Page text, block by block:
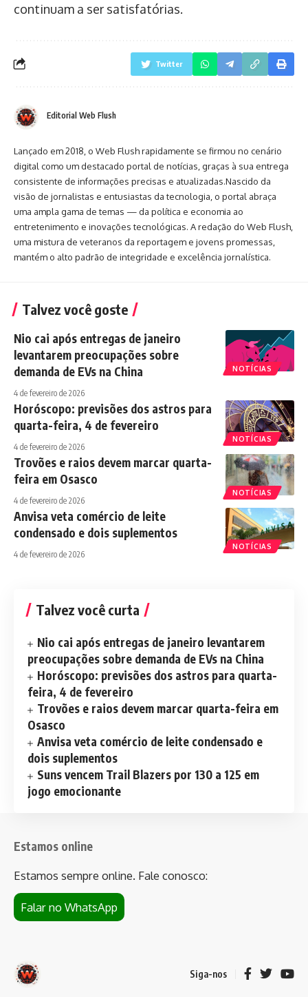
continuam a ser satisfatórias.
Twitter
Editorial Web Flush
Lançado em 2018, o Web Flush rapidamente se firmou no cenário
digital como um destacado portal de notícias, graças à sua entrega
consistente de informações precisas e atualizadas.Nascido da
visão de jornalistas e entusiastas da tecnologia, o portal abraça
uma ampla gama de temas — da política e economia ao
entretenimento e inovações tecnológicas. A redação do Web Flush,
uma mistura de veteranos da reportagem e jovens promessas,
mantém o alto padrão de integridade e excelência jornalística.
Talvez você goste
NOTÍCIAS
Nio cai após entregas de janeiro
levantarem preocupações sobre
demanda de EVs na China
4 de fevereiro de 2026
NOTÍCIAS
Horóscopo: previsões dos astros para
quarta-feira, 4 de fevereiro
4 de fevereiro de 2026
NOTÍCIAS
Trovões e raios devem marcar quarta-
feira em Osasco
4 de fevereiro de 2026
NOTÍCIAS
Anvisa veta comércio de leite
condensado e dois suplementos
4 de fevereiro de 2026
Talvez você curta
Nio cai após entregas de janeiro levantarem
preocupações sobre demanda de EVs na China
Horóscopo: previsões dos astros para quarta-
feira, 4 de fevereiro
Trovões e raios devem marcar quarta-feira em
Osasco
Anvisa veta comércio de leite condensado e
dois suplementos
Suns vencem Trail Blazers por 130 a 125 em
jogo emocionante
Estamos online
Estamos sempre online. Fale conosco:
Falar no WhatsApp
Siga-nos